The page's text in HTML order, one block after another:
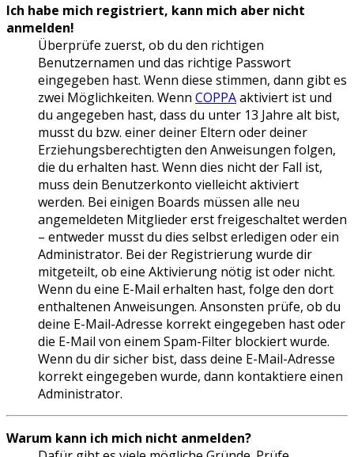
Ich habe mich registriert, kann mich aber nicht
anmelden!
Überprüfe zuerst, ob du den richtigen
Benutzernamen und das richtige Passwort
eingegeben hast. Wenn diese stimmen, dann gibt es
zwei Möglichkeiten. Wenn COPPAaktiviert ist und
du angegeben hast, dass du unter 13 Jahre alt bist,
musst du bzw. einer deiner Eltern oder deiner
Erziehungsberechtigten den Anweisungen folgen,
die du erhalten hast. Wenn dies nicht der Fall ist,
muss dein Benutzerkonto vielleicht aktiviert
werden. Bei einigen Boards müssen alle neu
angemeldeten Mitglieder erst freigeschaltet werden
– entweder musst du dies selbst erledigen oder ein
Administrator. Bei der Registrierung wurde dir
mitgeteilt, ob eine Aktivierung nötig ist oder nicht.
Wenn du eine E-Mail erhalten hast, folge den dort
enthaltenen Anweisungen. Ansonsten prüfe, ob du
deine E-Mail-Adresse korrekt eingegeben hast oder
die E-Mail von einem Spam-Filter blockiert wurde.
Wenn du dir sicher bist, dass deine E-Mail-Adresse
korrekt eingegeben wurde, dann kontaktiere einen
Administrator.
Warum kann ich mich nicht anmelden?